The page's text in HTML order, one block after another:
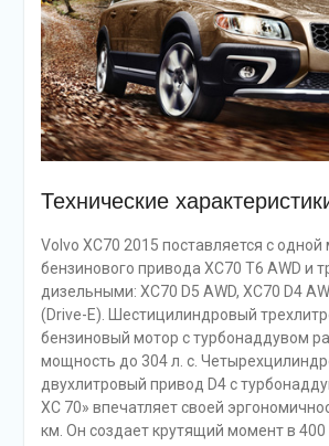
Технические
Volvo XC70 2015 поставляется с
бензинового привода XC70 T6 AWD и
дизельными: XC70 D5 AWD, XC70 D4
(Drive-E). Шестицилиндровый
бензиновый мотор с турбонаддувом
мощность до 304 л. с.
двухлитровый привод D4 с
XC 70» впечатляет своей
км. Он создает крутящий момент в